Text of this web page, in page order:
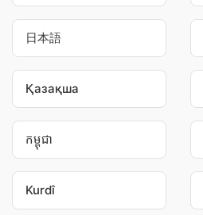
日本語
Қазақша
កម្ពុជា
Kurdî